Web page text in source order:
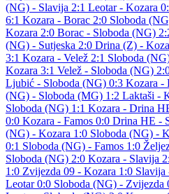
(NG) - Slavija 2:1 Leotar - Kozara
6:1 Kozara - Borac 2:0 Sloboda
Kozara 2:0 Borac - Sloboda (NG)
(NG) - Sutjeska 2:0 Drina (Z) -
3:1 Kozara - Velež 2:1 Sloboda
Kozara 3:1 Velež - Sloboda (NG)
Ljubić - Sloboda (NG) 0:3 Kozara -
(NG) - Sloboda (MG) 1:2 Laktaši -
Sloboda (NG) 1:1 Kozara - Drina
0:0 Kozara - Famos 0:0 Drina HE -
(NG) - Kozara 1:0 Sloboda (NG) -
0:1 Sloboda (NG) - Famos 1:0
Sloboda (NG) 2:0 Kozara - Slavija
1:0 Zvijezda 09 - Kozara 1:0 Slavija
Leotar 0:0 Sloboda (NG) - Zvijezda